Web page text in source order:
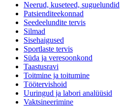
Neerud, kuseteed, suguelundid
Patsienditeekonnad
Seedeelundite tervis
Silmad
Sisehaigused
Sportlaste tervis
Süda ja veresoonkond
Taastusravi
Toitmine ja toitumine
Töötervishoid
Uuringud ja labori analüüsid
Vaktsineerimine